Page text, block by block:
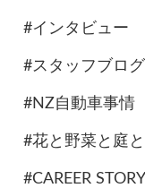
#インタビュー
#スタッフブログ
#NZ自動車事情
#花と野菜と庭と
#CAREER STORY